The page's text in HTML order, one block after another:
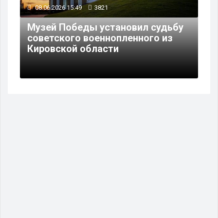
08.06.2026 15:49 3821
Музей Победы установил судьбу
советского военнопленного из
Кировской области